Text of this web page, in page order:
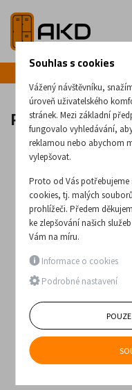
Role papíru na
Souhlas s cookies
Vážený návštěvníku,
úroveň uživatelského
stránek. Mezi základní
fungovalo vyhledávání,
reklamou nebo abychom
vylepšovat.
Proto od Vás
cookies, tj. malých
prohlížeči. Předem
ke zlepšování našich
Vám na míru.
Informace o cookies
Podrobné nastavení